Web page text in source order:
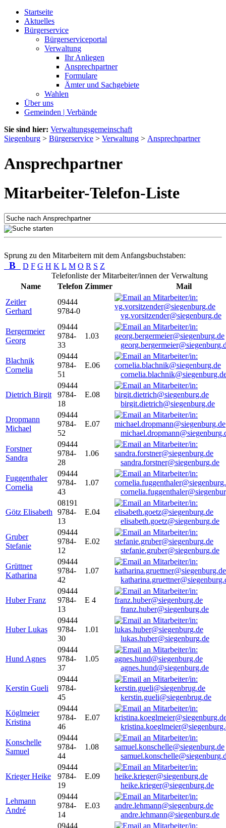
Startseite
Aktuelles
Bürgerservice
Bürgerserviceportal
Verwaltung
Ihr Anliegen
Ansprechpartner
Formulare
Ämter und Sachgebiete
Wahlen
Über uns
Gemeinden | Verbände
Sie sind hier: Verwaltungsgemeinschaft
Siegenburg > Bürgerservice > Verwaltung > Ansprechpartner
Ansprechpartner
Mitarbeiter-Telefon-Liste
Sprung zu den Mitarbeitern mit dem Anfangsbuchstaben:
B D F G H K L M O R S Z
Telefonliste der Mitarbeiter/innen der Verwaltung
Name
Telefon Zimmer
Mail
Zeitler
Gerhard
09444
9784-0
vg.vorsitzender@siegenburg.de
Bergermeier
Georg
09444
9784-
33
1.03
Blachnik
Cornelia
09444
9784-
51
E.06
Dietrich Birgit
09444
9784-
18
E.08
birgit.dietrich@siegenburg.de
Dropmann
Michael
09444
9784-
52
E.07
Forstner
Sandra
09444
9784-
28
1.06
sandra.forstner@siegenburg.de
Fuggenthaler
Cornelia
09444
9784-
43
1.07
Götz Elisabeth
08191
9784-
13
E.04
elisabeth.goetz@siegenburg.de
Gruber
Stefanie
09444
9784-
12
E.02
stefanie.gruber@siegenburg.de
Grüttner
Katharina
09444
9784-
42
1.07
Huber Franz
09444
9784-
13
E 4
franz.huber@siegenburg.de
Huber Lukas
09444
9784-
30
1.01
lukas.huber@siegenburg.de
Hund Agnes
09444
9784-
37
1.05
agnes.hund@siegenburg.de
Kerstin Gueli
09444
9784-
45
kerstin.gueli@siegenbrug.de
Köglmeier
Kristina
09444
9784-
46
E.07
Konschelle
Samuel
09444
9784-
44
1.08
Krieger Heike
09444
9784-
19
E.09
heike.krieger@siegenburg.de
Lehmann
André
09444
9784-
14
E.03
andre.lehmann@siegenburg.de
09444